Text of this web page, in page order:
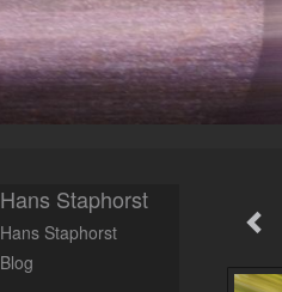
Hans Staphorst
Hans Staphorst
Blog